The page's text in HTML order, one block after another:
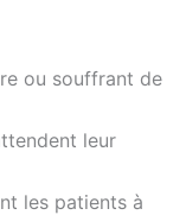
ou souffrant de
leur
les patients à